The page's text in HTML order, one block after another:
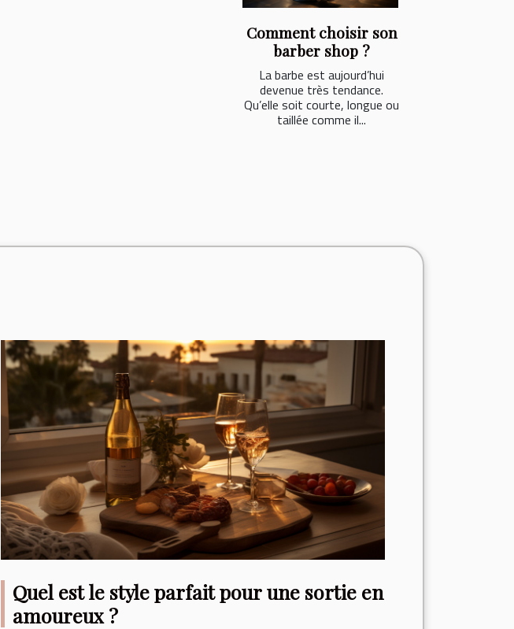
Comment choisir son
barber shop ?
La barbe est aujourd’hui
devenue très tendance.
Qu’elle soit courte, longue ou
taillée comme il...
Quel est le style parfait pour une sortie en
amoureux ?